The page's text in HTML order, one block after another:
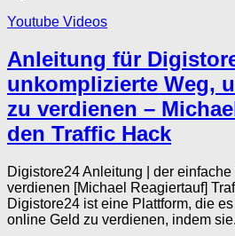
Youtube Videos
Anleitung für
unkomplizierte Weg,
zu verdienen –
den Traffic Hack
Digistore24 Anleitung | der
verdienen [Michael Reagiertauf]
Digistore24 ist eine Plattform, die
online Geld zu verdienen, indem